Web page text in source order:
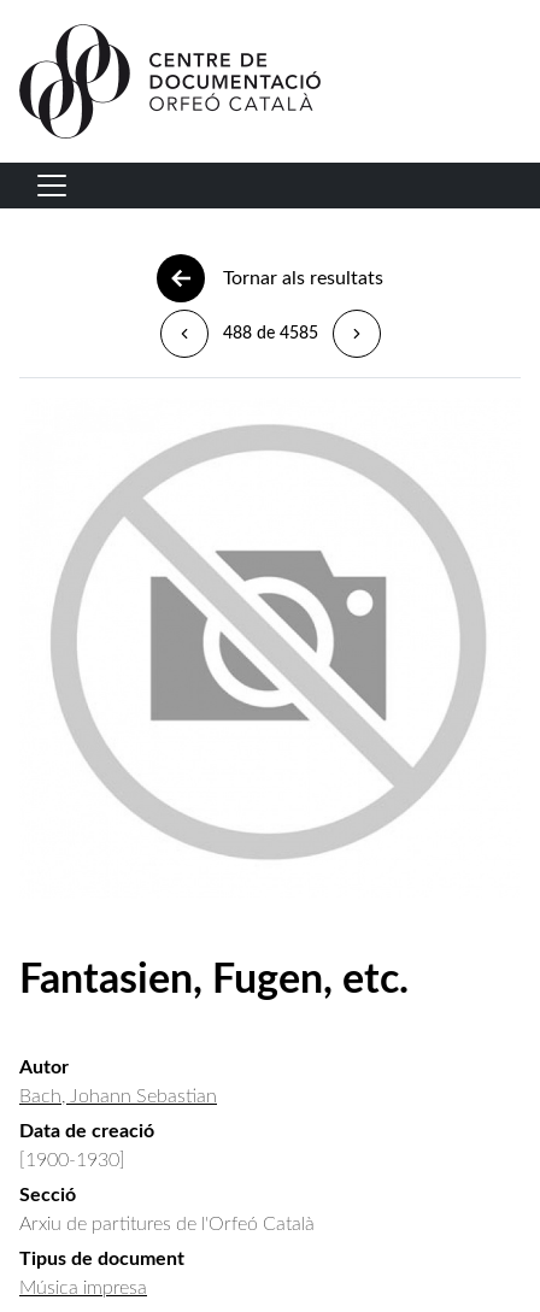
Vés al contingut
Navegació principal
Tornar als resultats
488 de 4585
Fantasien, Fugen, etc.
Autor
Bach, Johann Sebastian
Data de creació
[1900-1930]
Secció
Arxiu de partitures de l'Orfeó Català
Tipus de document
Música impresa